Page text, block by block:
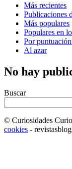
Más recientes
Publicaciones
Más populares
Populares en
Por
Al azar
No hay
Buscar
© Curiosidades
cookies -